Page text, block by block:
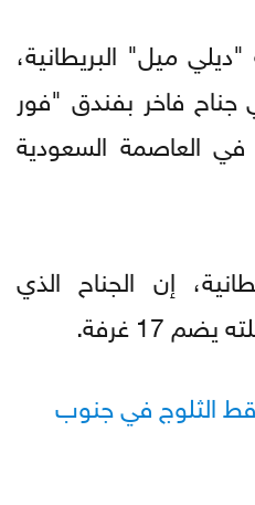
ميل" البريطانية،
فاخر بفندق "فور
في العاصمة السعودية
إن الجناح الذي
17 غرفة.
الثلوج في جنوب